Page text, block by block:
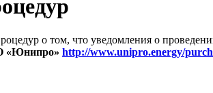
о том, что уведомления о
«Юнипро» http://www.unipro.energy/